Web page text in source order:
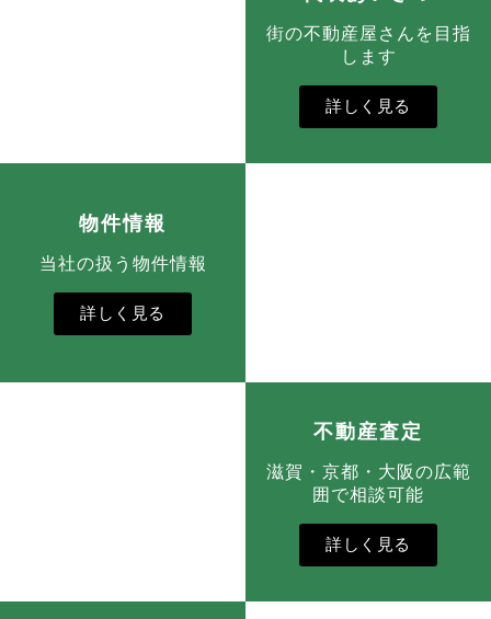
街の不動産屋さんを目指
します
詳しく見る
物件情報
当社の扱う物件情報
詳しく見る
不動産査定
滋賀・京都・大阪の広範
囲で相談可能
詳しく見る